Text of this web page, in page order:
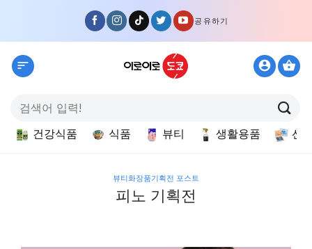
content
공유하기
색:
건강식품 식품 뷰티 생활용품 선
뷰티화장품기획전 포스트
피노 기획전